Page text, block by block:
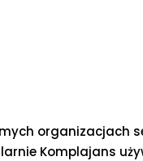
organizacjach
Komplajans